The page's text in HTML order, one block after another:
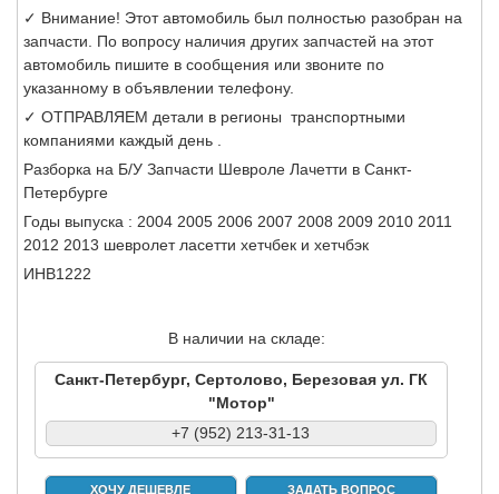
✓ Внимание! Этот автомобиль был полностью разобран на
запчасти. По вопросу наличия других запчастей на этот
автомобиль пишите в сообщения или звоните по
указанному в объявлении телефону.
✓ ОТПРАВЛЯЕМ детали в регионы транспортными
компаниями каждый день .
Разборка на Б/У Запчасти Шевроле Лачетти в Санкт-
Петербурге
Годы выпуска : 2004 2005 2006 2007 2008 2009 2010 2011
2012 2013 шевролет ласетти хетчбек и хетчбэк
ИНВ1222
В наличии на складе:
Санкт-Петербург, Сертолово, Березовая ул. ГК
"Мотор"
+7 (952) 213-31-13
ХОЧУ ДЕШЕВЛЕ ЗАДАТЬ ВОПРОС